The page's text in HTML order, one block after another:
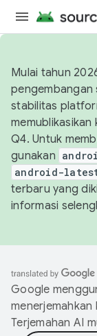
Mulai tahun
pengembangan
stabilitas
memublikasikan
Q4. Untuk
gunakan
android-
terbaru yang
informasi
Google
menerjemahkan
Terjemahan AI